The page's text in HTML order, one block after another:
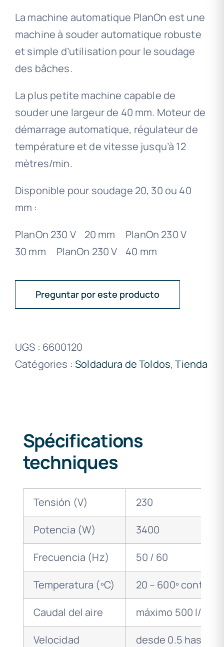
La machine automatique PlanOn est une
machine à souder automatique robuste
et simple d’utilisation pour le soudage
des bâches.
La plus petite machine capable de
souder une largeur de 40 mm. Moteur de
démarrage automatique, régulateur de
température et de vitesse jusqu’à 12
mètres/min.
Disponible pour soudage 20, 30 ou 40
mm :
PlanOn 230 V 20 mm PlanOn 230 V
30 mm PlanOn 230 V 40 mm
Preguntar por este producto
UGS : 6600120
Catégories :Soldadura de Toldos,Tienda
Spécifications
techniques
Tensión (V) 230
Potencia (W) 3400
Frecuencia (Hz) 50 / 60
Temperatura (ºC) 20 – 600º
Caudal del aire máximo 500 l/min
Velocidad desde 0.5 hasta